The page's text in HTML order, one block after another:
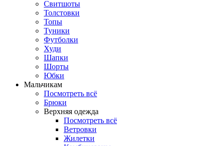
Свитшоты
Толстовки
Топы
Туники
Футболки
Худи
Шапки
Шорты
Юбки
Мальчикам
Посмотреть всё
Брюки
Верхняя одежда
Посмотреть всё
Ветровки
Жилетки